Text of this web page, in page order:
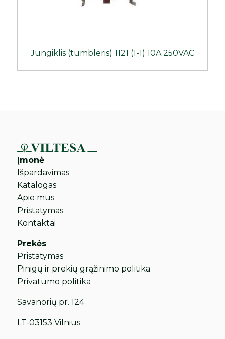
Jungiklis (tumbleris) 1121 (1-1) 10A 250VAC
Įmonė
Išpardavimas
Katalogas
Apie mus
Pristatymas
Kontaktai
Prekės
Pristatymas
Pinigų ir prekių grąžinimo politika
Privatumo politika
Savanorių pr. 124
LT-03153 Vilnius